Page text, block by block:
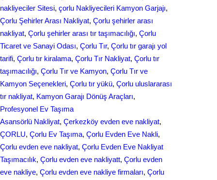
nakliyeciler Sitesi, çorlu Nakliyecileri Kamyon Garjajı
Çorlu Şehirler Arası Nakliyat, Çorlu şehirler arası
nakliyat, Çorlu şehirler arası tır taşımacılığı, Çorlu
Ticaret ve Sanayi Odası, Çorlu Tır, Çorlu tır garajı yol
tarifi, Çorlu tır kiralama, Çorlu Tır Nakliyat, Çorlu tır
taşımacılığı, Çorlu Tır ve Kamyon, Çorlu Tır ve
Kamyon Seçenekleri, Çorlu tır yükü, Çorlu uluslararası
tır nakliyat, Kamyon Garajı Dönüş Araçları
Profesyonel Ev Taşıma
Asansörlü Nakliyat, Çerkezköy evden eve nakliyat
ÇORLU, Çorlu Ev Taşıma, Çorlu Evden Eve Nakli
Çorlu evden eve nakliyat, Çorlu Evden Eve Nakliyat
Taşımacılık, Çorlu evden eve nakliyatt, Çorlu evden
eve nakliye, Çorlu evden eve nakliye firmaları, Çorlu